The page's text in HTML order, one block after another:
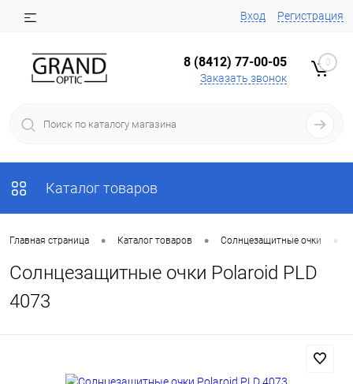
Вход Регистрация
8 (8412) 77-00-05
Заказать звонок
0
Каталог товаров
Главная страница • Каталог товаров • Солнцезащитные очки •
Солнцезащитные очки Polaroid PLD
4073